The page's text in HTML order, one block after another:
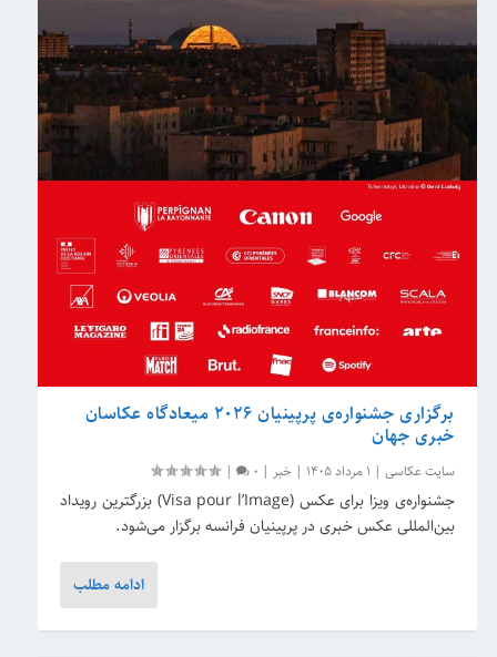
برگزاری جشنواره‌ی پرپینیان 2026 میعادگاه عکاسان
خبری جهان
سایت عکاسی | 1 مرداد 1405 | خبر |
0
|
جشنواره‌ی ویزا برای عکس (Visa pour l’Image) بزرگترین رویداد
بین‌المللی عکس خبری در پرپینیان فرانسه برگزار می‌شود.
ادامه مطلب